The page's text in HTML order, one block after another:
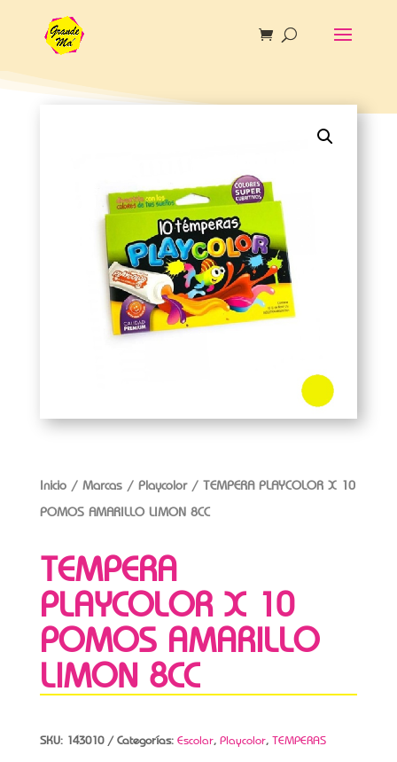
Inicio/ Marcas/ Playcolor/ TEMPERA PLAYCOLOR X 10
POMOS AMARILLO LIMON 8CC
TEMPERA
PLAYCOLOR X 10
POMOS AMARILLO
LIMON 8CC
SKU: 143010 Categorías: Escolar, Playcolor, TEMPERAS